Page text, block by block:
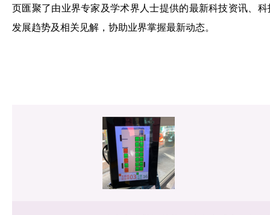
页匯聚了由业界专家及学术界人士提供的最新科技资讯、科
发展趋势及相关见解，协助业界掌握最新动态。